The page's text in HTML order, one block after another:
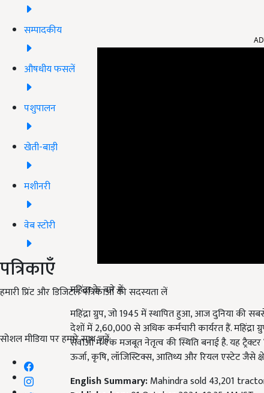
सम्पादकीय
औषधीय फसलें
पशुपालन
खेती-बाड़ी
मशीनरी
वेब स्टोरी
पत्रिकाएँ
हमारी प्रिंट और डिजिटल पत्रिकाओं की सदस्यता लें
सोशल मीडिया पर हमारे साथ जुड़ें:
महिंद्रा ग्रुप, जो 1945 में स्थापित हुआ, आज दुनिया की
देशों में 2,60,000 से अधिक कर्मचारी कार्यरत हैं. महिंद्रा
सेवाओं में एक मजबूत नेतृत्व की स्थिति बनाई है. यह ट्रैक्टर
ऊर्जा, कृषि, लॉजिस्टिक्स, आतिथ्य और रियल एस्टेट जैसे
English Summary:
Mahindra sold 43,201
Published on:01 October 2024, 10:35 AM IST